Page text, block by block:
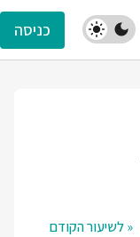
כניסה
« לשיעור הקודם